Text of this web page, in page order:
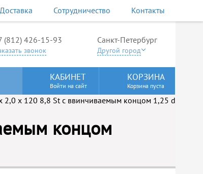
Доставка Сотрудничество Контакты
(812) 426-15-93
звонок
Санкт-Петербург
Другой город
КАБИНЕТ
Войти на сайт
КОРЗИНА
Корзина пуста
концом